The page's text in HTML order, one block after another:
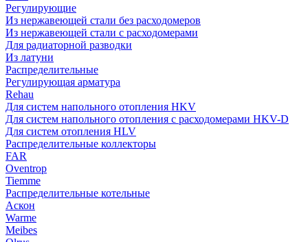
Регулирующие
Из нержавеющей стали без расходомеров
Из нержавеющей стали с расходомерами
Для радиаторной разводки
Из латуни
Распределительные
Регулирующая арматура
Rehau
Для систем напольного отопления HKV
Для систем напольного отопления с расходомерами HKV-D
Для систем отопления HLV
Распределительные коллекторы
FAR
Oventrop
Tiemme
Распределительные котельные
Аскон
Warme
Meibes